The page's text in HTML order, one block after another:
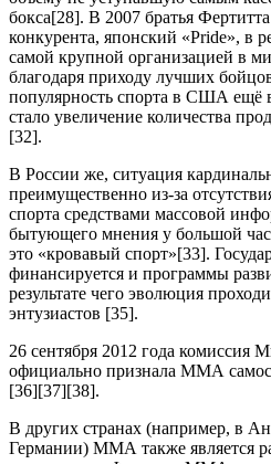
бокса[28]. В 2007 братья
конкурента, японский «Pride», в
самой крупной организацией в
благодаря приходу лучших
популярность спорта в США ещё
стало увеличение количества
[32].
В России же, ситуация
преимущественно из-за
спорта средствами массовой
бытующего мнения у большой
это «кровавый спорт»[33].
финансируется и программы
результате чего эволюция
энтузиастов [35].
26 сентября 2012 года комиссия
официально признала ММА
[36][37][38].
В других странах (например, в
Германии) ММА также является